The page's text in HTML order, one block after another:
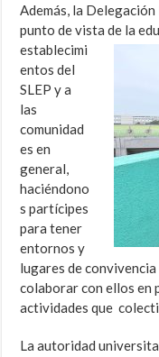
Además, la
punto de vista de la
establecimi
entos del
SLEP y a
las
comunidad
es en
general,
haciéndono
s partícipes
para tener
entornos y
lugares de
colaborar con ellos en
actividades que
La autoridad